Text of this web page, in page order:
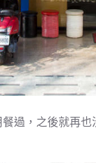
過，之後就再